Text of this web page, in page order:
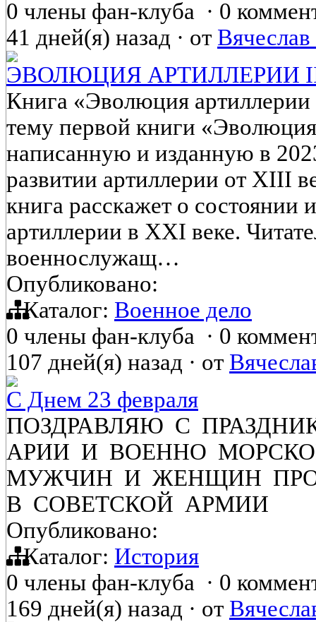
0 члены фан-клуба · 0
41 дней(я) назад · от
ЭВОЛЮЦИЯ АРТИЛЛЕРИИ
Книга «Эволюция
тему первой книги
написанную и изданную в
развитии артиллерии от XIII
книга расскажет о состоянии
артиллерии в XXI веке.
военнослужащ…
Опубликовано:
Каталог: Военное дело
0 члены фан-клуба · 0
107 дней(я) назад · от
С Днем 23 февраля
ПОЗДРАВЛЯЮ С
АРИИ И ВОЕННО
МУЖЧИН И ЖЕНЩИН
В СОВЕТСКОЙ АРМИИ
Опубликовано:
Каталог: История
0 члены фан-клуба · 0
169 дней(я) назад · от